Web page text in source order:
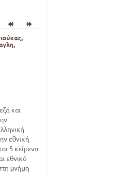
και
εθνική
5 κείμενα
εθνικό
μνήμη